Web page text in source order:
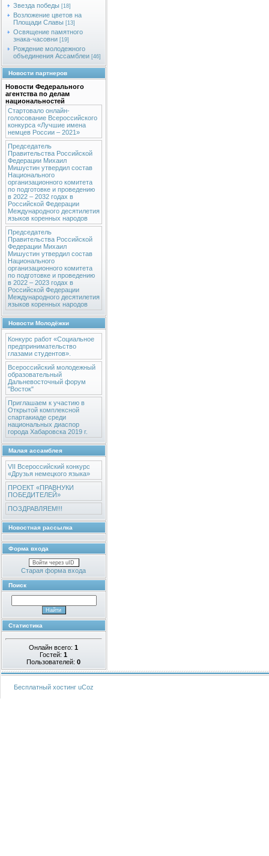
Звезда победы [18]
Возложение цветов на
Площади Славы [13]
Освящение памятного
знака-часовни [19]
Рождение молодежного
объединения Ассамблеи [46]
Новости партнеров
Новости Федерального
агентства по делам
национальностей
Стартовало онлайн-
голосование Всероссийского
конкурса «Лучшие имена
немцев России – 2021»
Председатель
Правительства Российской
Федерации Михаил
Мишустин утвердил состав
Национального
организационного комитета
по подготовке и проведению
в 2022 – 2032 годах в
Российской Федерации
Международного десятилетия
языков коренных народов
Председатель
Правительства Российской
Федерации Михаил
Мишустин утвердил состав
Национального
организационного комитета
по подготовке и проведению
в 2022 – 2023 годах в
Российской Федерации
Международного десятилетия
языков коренных народов
Новости Молодёжки
Конкурс работ «Социальное
предпринимательство
глазами студентов».
Всероссийский молодежный
образовательный
Дальневосточный форум
"Восток"
Приглашаем к участию в
Открытой комплексной
спартакиаде среди
национальных диаспор
города Хабаровска 2019 г.
Малая ассамблея
VII Всероссийский конкурс
«Друзья немецкого языка»
ПРОЕКТ «ПРАВНУКИ
ПОБЕДИТЕЛЕЙ»
ПОЗДРАВЛЯЕМ!!!
Новостная рассылка
Форма входа
Войти через uID
Старая форма входа
Поиск
Статистика
Онлайн всего:1
Гостей:1
Пользователей:0
Бесплатный хостинг uCoz